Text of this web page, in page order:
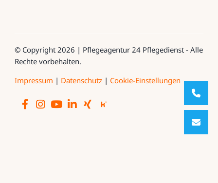
© Copyright 2026 | Pflegeagentur 24 Pflegedienst - Alle
Rechte vorbehalten.
Impressum | Datenschutz| Cookie-Einstellungen